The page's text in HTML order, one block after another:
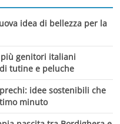
idea di bellezza per la
più genitori italiani
tutine e peluche
idee sostenibili che
minuto